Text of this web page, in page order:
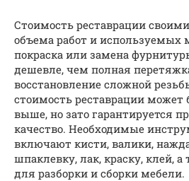
Стоимость реставрации
объема работ и используемых
покраска или замена
дешевле, чем полная
восстановление сложной
стоимость реставрации может
выше, но зато гарантируется
качество. Необходимые
включают кисти, валики,
шпаклевку, лак, краску, клей,
для разборки и сборки мебели.